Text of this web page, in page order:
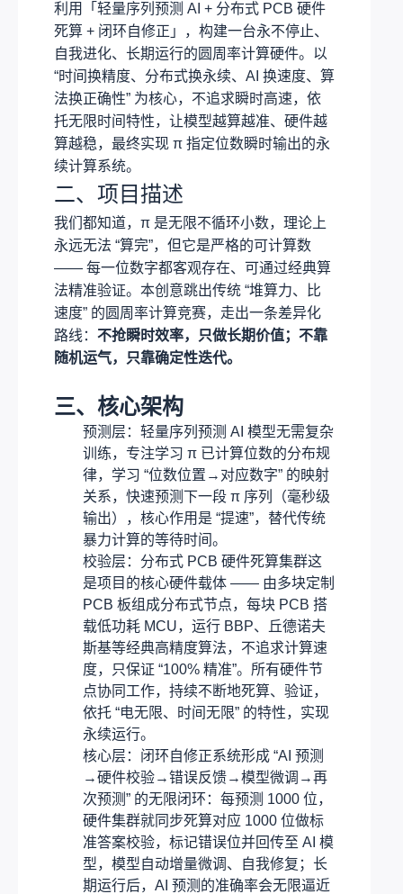
利用「轻量序列预测 AI + 分布式 PCB 硬件
死算 + 闭环自修正」，构建一台永不停止、
自我进化、长期运行的圆周率计算硬件。以
“时间换精度、分布式换永续、AI 换速度、算
法换正确性” 为核心，不追求瞬时高速，依
托无限时间特性，让模型越算越准、硬件越
算越稳，最终实现 π 指定位数瞬时输出的永
续计算系统。
二、项目描述
我们都知道，π 是无限不循环小数，理论上
永远无法 “算完”，但它是严格的可计算数
—— 每一位数字都客观存在、可通过经典算
法精准验证。本创意跳出传统 “堆算力、比
速度” 的圆周率计算竞赛，走出一条差异化
路线： 不抢瞬时效率，只做长期价值；不靠
随机运气，只靠确定性迭代。
三、核心架构
预测层：轻量序列预测 AI 模型无需复杂
训练，专注学习 π 已计算位数的分布规
律，学习 “位数位置→对应数字” 的映射
关系，快速预测下一段 π 序列（毫秒级
输出），核心作用是 “提速”，替代传统
暴力计算的等待时间。
校验层：分布式 PCB 硬件死算集群这
是项目的核心硬件载体 —— 由多块定制
PCB 板组成分布式节点，每块 PCB 搭
载低功耗 MCU，运行 BBP、丘德诺夫
斯基等经典高精度算法，不追求计算速
度，只保证 “100% 精准”。所有硬件节
点协同工作，持续不断地死算、验证，
依托 “电无限、时间无限” 的特性，实现
永续运行。
核心层：闭环自修正系统形成 “AI 预测
→硬件校验→错误反馈→模型微调→再
次预测” 的无限闭环：每预测 1000 位，
硬件集群就同步死算对应 1000 位做标
准答案校验，标记错误位并回传至 AI 模
型，模型自动增量微调、自我修复；长
期运行后，AI 预测的准确率会无限逼近